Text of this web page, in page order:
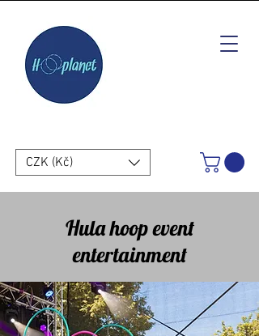
CZK (Kč)
Hula hoop event
entertainment